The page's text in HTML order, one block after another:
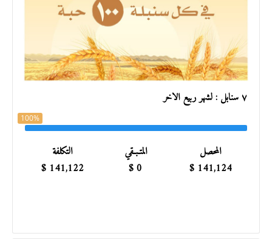
٧ سنابل : لشهر ربيع الآخر
100%
المحصل
141,124
$
المتـبـقي
0
$
التكلفة
141,122
$